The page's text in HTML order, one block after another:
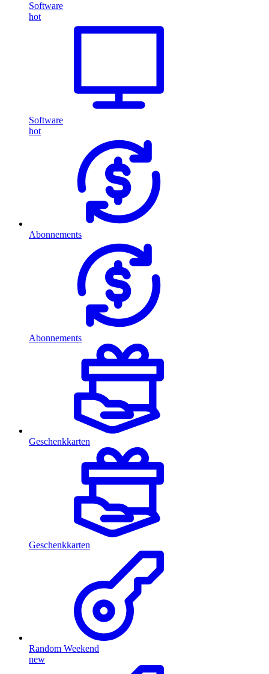
Software
hot
Software
hot
Abonnements
Abonnements
Geschenkkarten
Geschenkkarten
Random Weekend
new